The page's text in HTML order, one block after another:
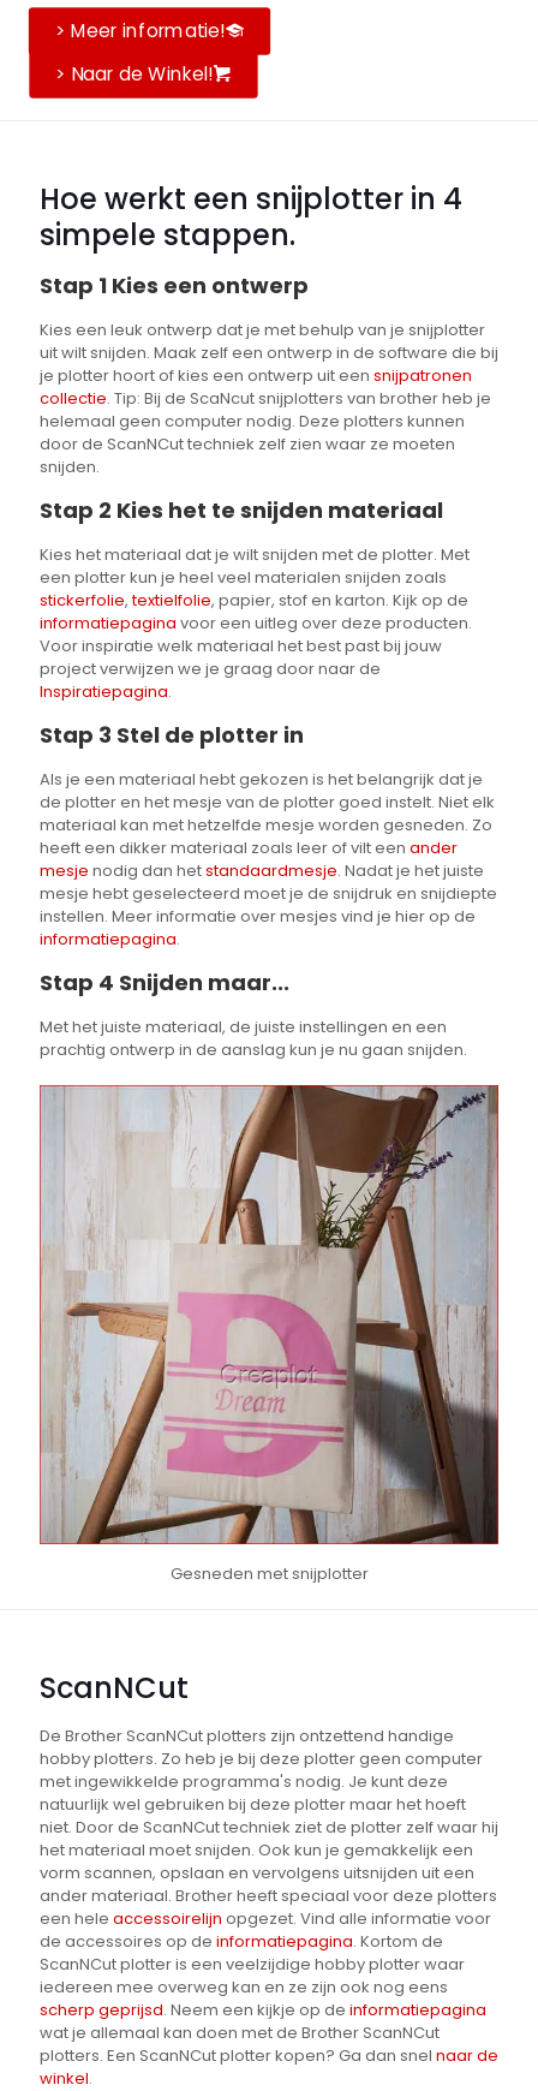
> Meer informatie!
> Naar de Winkel!
Hoe werkt een snijplotter in 4
simpele stappen.
Stap 1 Kies een ontwerp
Kies een leuk ontwerp dat je met behulp van je snijplotter
uit wilt snijden. Maak zelf een ontwerp in de software die bij
je plotter hoort of kies een ontwerp uit een snijpatronen
collectie. Tip: Bij de ScaNcut snijplotters van brother heb je
helemaal geen computer nodig. Deze plotters kunnen
door de ScanNCut techniek zelf zien waar ze moeten
snijden.
Stap 2 Kies het te snijden materiaal
Kies het materiaal dat je wilt snijden met de plotter. Met
een plotter kun je heel veel materialen snijden zoals
stickerfolie,textielfolie, papier, stof en karton. Kijk op de
informatiepagina voor een uitleg over deze producten.
Voor inspiratie welk materiaal het best past bij jouw
project verwijzen we je graag door naar de
Inspiratiepagina.
Stap 3 Stel de plotter in
Als je een materiaal hebt gekozen is het belangrijk dat je
de plotter en het mesje van de plotter goed instelt. Niet elk
materiaal kan met hetzelfde mesje worden gesneden. Zo
heeft een dikker materiaal zoals leer of vilt een ander
mesje nodig dan hetstandaardmesje. Nadat je het juiste
mesje hebt geselecteerd moet je de snijdruk en snijdiepte
instellen. Meer informatie over mesjes vind je hier op de
informatiepagina.
Stap 4 Snijden maar...
Met het juiste materiaal, de juiste instellingen en een
prachtig ontwerp in de aanslag kun je nu gaan snijden.
Gesneden met snijplotter
ScanNCut
De Brother ScanNCut plotters zijn ontzettend handige
hobby plotters. Zo heb je bij deze plotter geen computer
met ingewikkelde programma's nodig. Je kunt deze
natuurlijk wel gebruiken bij deze plotter maar het hoeft
niet. Door de ScanNCut techniek ziet de plotter zelf waar hij
het materiaal moet snijden. Ook kun je gemakkelijk een
vorm scannen, opslaan en vervolgens uitsnijden uit een
ander materiaal. Brother heeft speciaal voor deze plotters
een hele accessoirelijn opgezet. Vind alle informatie voor
de accessoires op de informatiepagina. Kortom de
ScanNCut plotter is een veelzijdige hobby plotter waar
iedereen mee overweg kan en ze zijn ook nog eens
scherp geprijsd. Neem een kijkje op de informatiepagina
wat je allemaal kan doen met de Brother ScanNCut
plotters. Een ScanNCut plotter kopen? Ga dan snel naar de
winkel.